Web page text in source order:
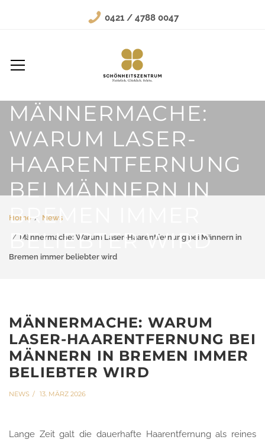
0421 / 4788 0047
MÄNNERMACHE:
WARUM LASER-
HAARENTFERNUNG
BEI MÄNNERN IN
BREMEN IMMER
BELIEBTER WIRD
Home News
Männermache: Warum Laser-Haarentfernung bei Männern in
Bremen immer beliebter wird
MÄNNERMACHE: WARUM
LASER-HAARENTFERNUNG BEI
MÄNNERN IN BREMEN IMMER
BELIEBTER WIRD
NEWS 13. MÄRZ 2026
Lange Zeit galt die dauerhafte Haarentfernung als reines